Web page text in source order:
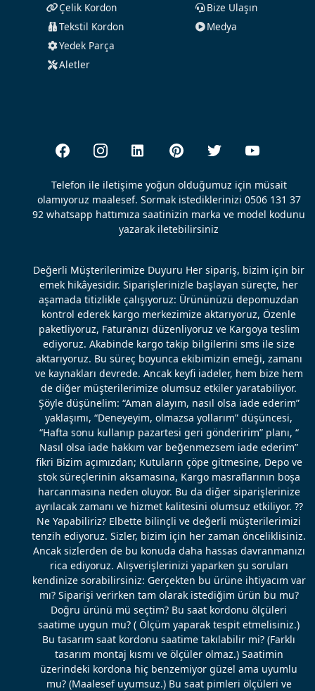
Çelik Kordon
Tekstil Kordon
Yedek Parça
Aletler
Bize Ulaşın
Medya
Telefon ile iletişime yoğun olduğumuz için müsait
olamıyoruz maalesef. Sormak istediklerinizi 0506 131 37
92 whatsapp hattımıza saatinizin marka ve model kodunu
yazarak iletebilirsiniz
Değerli Müşterilerimize Duyuru Her sipariş, bizim için bir
emek hikâyesidir. Siparişlerinizle başlayan süreçte, her
aşamada titizlikle çalışıyoruz: Ürününüzü depomuzdan
kontrol ederek kargo merkezimize aktarıyoruz, Özenle
paketliyoruz, Faturanızı düzenliyoruz ve Kargoya teslim
ediyoruz. Akabinde kargo takip bilgilerini sms ile size
aktarıyoruz. Bu süreç boyunca ekibimizin emeği, zamanı
ve kaynakları devrede. Ancak keyfi iadeler, hem bize hem
de diğer müşterilerimize olumsuz etkiler yaratabiliyor.
Şöyle düşünelim: “Aman alayım, nasıl olsa iade ederim”
yaklaşımı, “Deneyeyim, olmazsa yollarım” düşüncesi,
“Hafta sonu kullanıp pazartesi geri gönderirim” planı, “
Nasıl olsa iade hakkım var beğenmezsem iade ederim”
fikri Bizim açımızdan; Kutuların çöpe gitmesine, Depo ve
stok süreçlerinin aksamasına, Kargo masraflarının boşa
harcanmasına neden oluyor. Bu da diğer siparişlerinize
ayrılacak zamanı ve hizmet kalitesini olumsuz etkiliyor. ??
Ne Yapabiliriz? Elbette bilinçli ve değerli müşterilerimizi
tenzih ediyoruz. Sizler, bizim için her zaman önceliklisiniz.
Ancak sizlerden de bu konuda daha hassas davranmanızı
rica ediyoruz. Alışverişlerinizi yaparken şu soruları
kendinize sorabilirsiniz: Gerçekten bu ürüne ihtiyacım var
mı? Siparişi verirken tam olarak istediğim ürün bu mu?
Doğru ürünü mü seçtim? Bu saat kordonu ölçüleri
saatime uygun mu? ( Ölçüm yaparak tespit etmelisiniz.)
Bu tasarım saat kordonu saatime takılabilir mi? (Farklı
tasarım montaj kısmı ve ölçüler olmaz.) Saatimin
üzerindeki kordona hiç benzemiyor güzel ama uyumlu
mu? (Maalesef uyumsuz.) Bu saat pimleri ölçüleri ve